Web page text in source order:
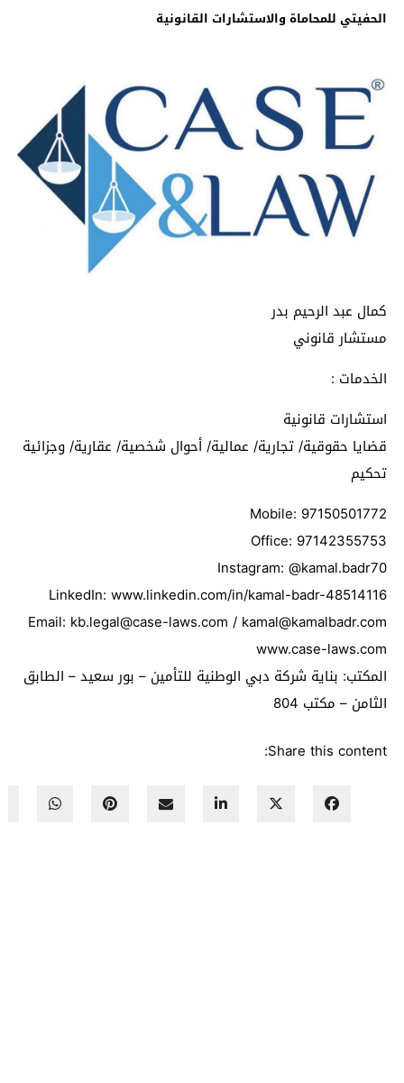
الحفيتي للمحاماة والاستشارات القانونية
كمال عبد الرحيم بدر
مستشار قانوني
الخدمات :
استشارات قانونية
قضايا حقوقية/ تجارية/ عمالية/ أحوال شخصية/ عقارية/ وجزائية
تحكيم
Mobile: 97150501772
Office: 97142355753
Instagram: @kamal.badr70
LinkedIn: www.linkedin.com/in/kamal-badr-48514116
Email: kb.legal@case-laws.com / kamal@kamalbadr.com
www.case-laws.com
المكتب: بناية شركة دبي الوطنية للتأمين – بور سعيد – الطابق
الثامن – مكتب 804
Share this content: